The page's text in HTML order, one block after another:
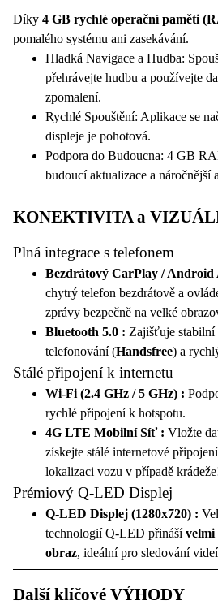
Díky 4 GB rychlé operační paměti
pomalého systému ani zasekávání.
Hladká Navigace a Hudba:
přehrávejte hudbu a používejte
zpomalení.
Rychlé Spouštění: Aplikace se
displeje je pohotová.
Podpora do Budoucna: 4 GB
budoucí aktualizace a náročnější
KONEKTIVITA a
Plná integrace s telefonem
Bezdrátový CarPlay / Android
chytrý telefon bezdrátově a
zprávy bezpečně na velké
Bluetooth 5.0 : Zajišťuje stabilní
telefonování (Handsfree) a
Stálé připojení k internetu
Wi-Fi (2.4 GHz / 5 GHz) :
rychlé připojení k hotspotu.
4G LTE Mobilní Síť : Vložte
získejte stálé internetové
lokalizaci vozu v případě
Prémiový Q-LED Displej
Q-LED Displej (1280x720) :
technologií Q-LED přináší velmi
obraz, ideální pro sledování
Další klíčové VÝHODY
Zobrazení informací z řídící
baterie ap.
Automatické spínání couvací
Zobrazení originálních
Zobrazení hudby na maxidotu
Podpora ovládání na volantu
Zobrazení climatronicu (u